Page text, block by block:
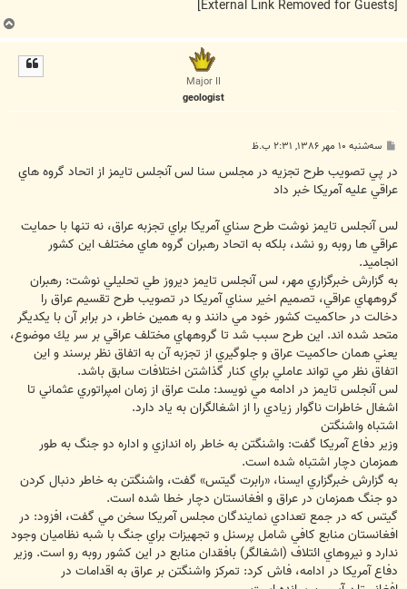
ب
ا
Major II
geologist
پ
ت
سه‌شنبه ۱۰ مهر ۱۳۸۶, ۲:۳۱ ب.ظ
در پي تصويب طرح تجزيه در مجلس سنا لس آنجلس تايمز از اتحاد گروه هاي
عراقي عليه آمريكا خبر داد
لس آنجلس تايمز نوشت طرح سناي آمريكا براي تجزبه عراق، نه تنها با حمايت
عراقي ها روبه رو نشد، بلكه به اتحاد رهبران گروه هاي مختلف اين كشور
انجاميد.
به گزارش خبرگزاري مهر، لس آنجلس تايمز ديروز طي تحليلي نوشت: رهبران
گروههاي عراقي، تصميم اخير سناي آمريكا در تصويب طرح تقسيم عراق را
دخالت در حاكميت كشور خود مي دانند و به همين خاطر، در برابر آن با يكديگر
متحد شده اند. اين طرح سبب شد تا گروههاي مختلف عراقي بر سر يك موضوع،
يعني همان حاكميت عراق و جلوگيري از تجزبه آن به اتفاق نظر برسند و اين
اتفاق نظر مي تواند عاملي براي كنار گذاشتن اختلافات سابق باشد.
لس آنجلس تايمز در ادامه مي نويسد: ملت عراق از زمان امپراتوري عثماني تا
اشغال خاطرات ناگوار زيادي را از اشغالگران به ياد دارد.
اشتباه واشنگتن
وزير دفاع آمريكا گفت: واشنگتن به خاطر راه اندازي و اداره دو جنگ به طور
همزمان دچار اشتباه شده است.
به گزارش خبرگزاري ايسنا، «رابرت گيتس» گفت، واشنگتن به خاطر دنبال كردن
دو جنگ همزمان در عراق و افغانستان دچار خطا شده است.
گيتس كه در جمع تعدادي نمايندگان مجلس آمريكا سخن مي گفت، افزود: در
افغانستان منابع كافي شامل پرسنل و تجهيزات براي جنگ با شبه نظاميان وجود
ندارد و نيروهاي ائتلاف (اشغالگر) بافقدان منابع در اين كشور روبه رو است. وزير
دفاع آمريكا در ادامه، فاش كرد: تمركز واشنگتن بر عراق به اقدامات در